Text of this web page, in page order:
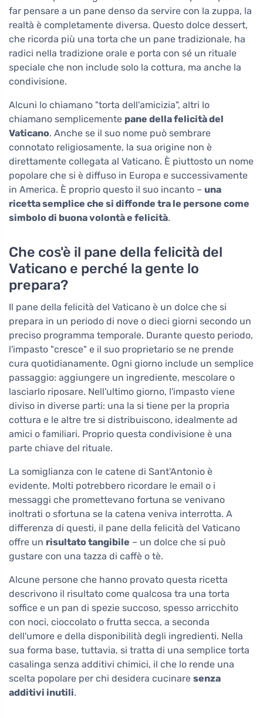
far pensare a un pane denso da servire con la zuppa, la
realtà è completamente diversa. Questo dolce dessert,
che ricorda più una torta che un pane tradizionale, ha
radici nella tradizione orale e porta con sé un rituale
speciale che non include solo la cottura, ma anche la
condivisione.
Alcuni lo chiamano "torta dell'amicizia", altri lo
chiamano semplicemente pane della felicità del
Vaticano. Anche se il suo nome può sembrare
connotato religiosamente, la sua origine non è
direttamente collegata al Vaticano. È piuttosto un nome
popolare che si è diffuso in Europa e successivamente
in America. È proprio questo il suo incanto – una
ricetta semplice che si diffonde tra le persone come
simbolo di buona volontà e felicità.
Che cos'è il pane della felicità del
Vaticano e perché la gente lo
prepara?
Il pane della felicità del Vaticano è un dolce che si
prepara in un periodo di nove o dieci giorni secondo un
preciso programma temporale. Durante questo periodo,
l'impasto "cresce" e il suo proprietario se ne prende
cura quotidianamente. Ogni giorno include un semplice
passaggio: aggiungere un ingrediente, mescolare o
lasciarlo riposare. Nell'ultimo giorno, l'impasto viene
diviso in diverse parti: una la si tiene per la propria
cottura e le altre tre si distribuiscono, idealmente ad
amici o familiari. Proprio questa condivisione è una
parte chiave del rituale.
La somiglianza con le catene di Sant'Antonio è
evidente. Molti potrebbero ricordare le email o i
messaggi che promettevano fortuna se venivano
inoltrati o sfortuna se la catena veniva interrotta. A
differenza di questi, il pane della felicità del Vaticano
offre un risultato tangibile – un dolce che si può
gustare con una tazza di caffè o tè.
Alcune persone che hanno provato questa ricetta
descrivono il risultato come qualcosa tra una torta
soffice e un pan di spezie succoso, spesso arricchito
con noci, cioccolato o frutta secca, a seconda
dell'umore e della disponibilità degli ingredienti. Nella
sua forma base, tuttavia, si tratta di una semplice torta
casalinga senza additivi chimici, il che lo rende una
scelta popolare per chi desidera cucinare senza
additivi inutili.